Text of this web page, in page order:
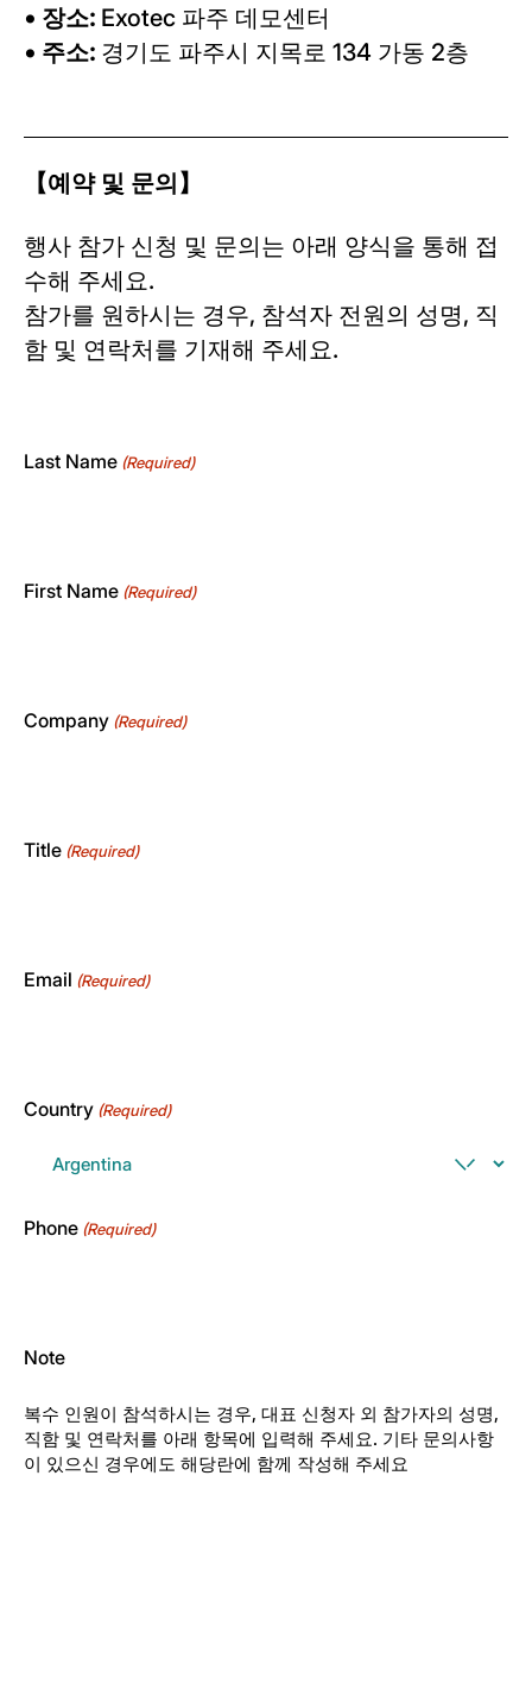
• 장소: Exotec 파주 데모센터
• 주소: 경기도 파주시 지목로 134 가동 2층
【예약 및 문의】
행사 참가 신청 및 문의는 아래 양식을 통해 접
수해 주세요.
참가를 원하시는 경우, 참석자 전원의 성명, 직
함 및 연락처를 기재해 주세요.
Last Name (Required)
First Name (Required)
Company (Required)
Title (Required)
Email (Required)
Country (Required)
Phone (Required)
Note
복수 인원이 참석하시는 경우, 대표 신청자 외 참가자의 성명,
직함 및 연락처를 아래 항목에 입력해 주세요. 기타 문의사항
이 있으신 경우에도 해당란에 함께 작성해 주세요